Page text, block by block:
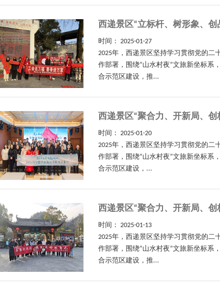
西递景区“立标杆、树形象、
时间： 2025-01-27
2025年，西递景区坚持学习贯彻党的
作部署，围绕“山水村夜”文旅新坐标系
合示范区建设，推...
西递景区“聚合力、开新局、
时间： 2025-01-20
2025年，西递景区坚持学习贯彻党的
作部署，围绕“山水村夜”文旅新坐标系
合示范区建设，...
西递景区“聚合力、开新局、
时间： 2025-01-13
2025年，西递景区坚持学习贯彻党的
作部署，围绕“山水村夜”文旅新坐标系
合示范区建设，推...